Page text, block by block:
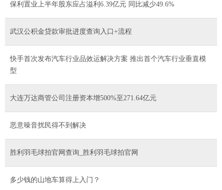
保利置业上半年股东应占溢利6.39亿元 同比减少49.6%
武汉公积金贷款审批进度查询入口+流程
快手首次发布汽车行业品效运解决方案 推出首个汽车行业垂直模
型
大连万达商管公司注册资本增500%至271.64亿元
恶意噪音扰民得不到解决
胜利羽毛球拍官网查询_胜利羽毛球拍官网
多少钱的山地车算得上入门？